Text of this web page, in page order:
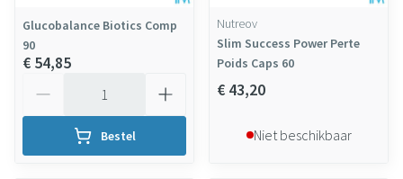
Glucobalance Biotics Comp
90
€ 54,85
Bestel
Nutreov
Slim Success Power Perte
Poids Caps 60
€ 43,20
Niet beschikbaar